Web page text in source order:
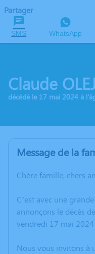
Partager
SMS WhatsApp
Claude
décédé le 17 mai 2024 à
Message de la
Chère famille, chers
C’est avec une
annonçons le décès
vendredi 17 mai 2024
Nous vous invitons à